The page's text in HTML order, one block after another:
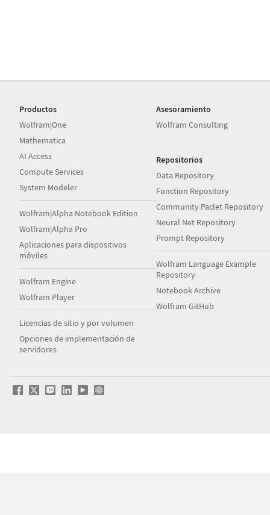
Productos
Wolfram|One
Mathematica
AI Access
Compute Services
System Modeler
Wolfram|Alpha Notebook Edition
Wolfram|Alpha Pro
Aplicaciones para dispositivos
móviles
Wolfram Engine
Wolfram Player
Licencias de sitio y por volumen
Opciones de implementación de
servidores
Asesoramiento
Wolfram Consulting
Repositorios
Data Repository
Function Repository
Community Paclet Repository
Neural Net Repository
Prompt Repository
Wolfram Language Example
Repository
Notebook Archive
Wolfram GitHub